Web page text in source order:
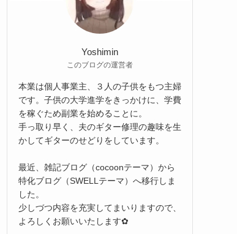
Yoshimin
このブログの運営者
本業は個人事業主、３人の子供をもつ主婦
です。子供の大学進学をきっかけに、学費
を稼ぐため副業を始めることに。
手っ取り早く、夫のギター修理の趣味を生
かしてギターのせどりをしています。
最近、雑記ブログ（cocoonテーマ）から
特化ブログ（SWELLテーマ）へ移行しま
した。
少しづつ内容を充実してまいりますので、
よろしくお願いいたします✿